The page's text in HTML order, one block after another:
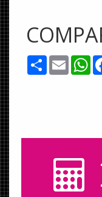
ShareEmail